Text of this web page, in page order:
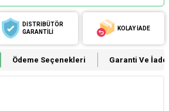
DİSTRİBÜTÖR
GARANTİLİ
KOLAY İADE
Ödeme Seçenekleri Garanti Ve İade